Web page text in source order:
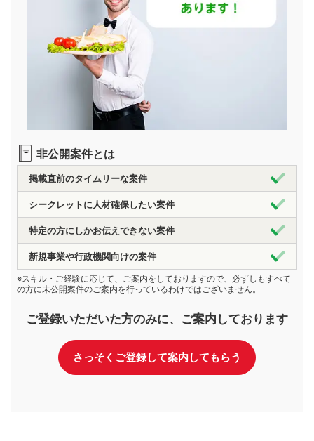
非公開案件とは
掲載直前のタイムリーな案件
シークレットに人材確保したい案件
特定の方にしかお伝えできない案件
新規事業や行政機関向けの案件
※スキル・ご経験に応じて、ご案内をしておりますので、必ずしもすべて
の方に未公開案件のご案内を行っているわけではございません。
ご登録いただいた方のみに、ご案内しております
さっそくご登録して案内してもらう